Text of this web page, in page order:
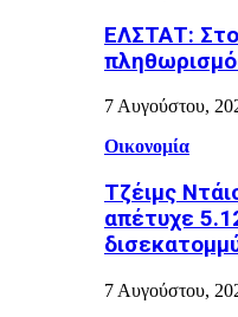
ΕΛΣΤΑΤ:
7 Αυγούστου,
Οικονομία
Τζέιμς
απέτυχε
7 Αυγούστου,